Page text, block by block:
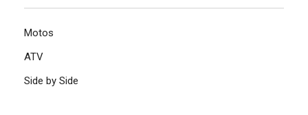
Motos
ATV
Side by Side